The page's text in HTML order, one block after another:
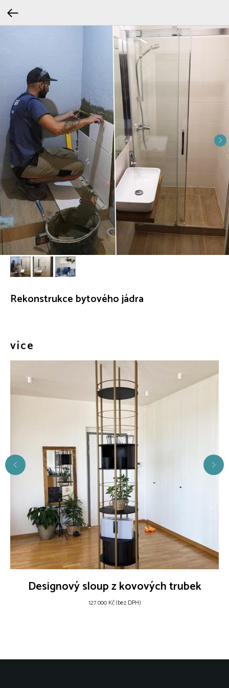
Rekonstrukce bytového jádra
více
Designový sloup z kovových trubek
127 000 Kč (bez DPH)